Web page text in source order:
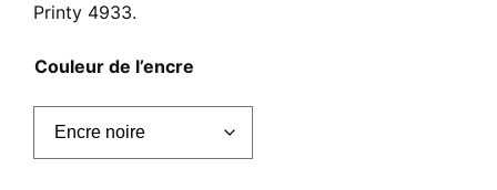
Printy 4933.
Couleur de l’encre